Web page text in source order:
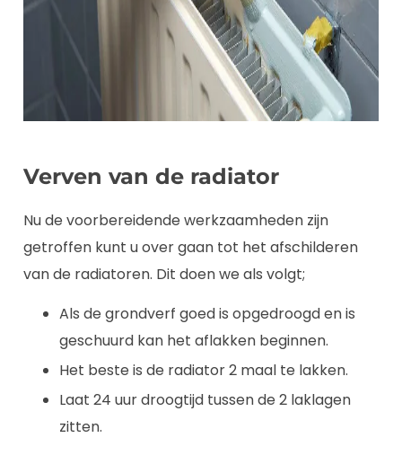
Verven van de radiator
Nu de voorbereidende werkzaamheden zijn
getroffen kunt u over gaan tot het afschilderen
van de radiatoren. Dit doen we als volgt;
Als de grondverf goed is opgedroogd en is
geschuurd kan het aflakken beginnen.
Het beste is de radiator 2 maal te lakken.
Laat 24 uur droogtijd tussen de 2 laklagen
zitten.